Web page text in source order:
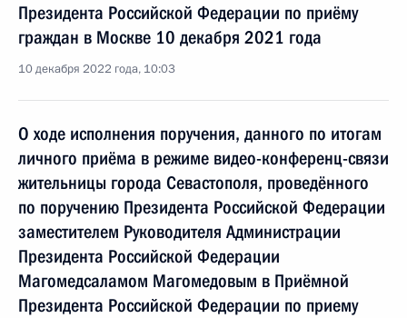
Президента Российской Федерации по приёму
граждан в Москве 10 декабря 2021 года
10 декабря 2022 года, 10:03
О ходе исполнения поручения, данного по итогам
личного приёма в режиме видео-конференц-связи
жительницы города Севастополя, проведённого
по поручению Президента Российской Федерации
заместителем Руководителя Администрации
Президента Российской Федерации
Магомедсаламом Магомедовым в Приёмной
Президента Российской Федерации по приему